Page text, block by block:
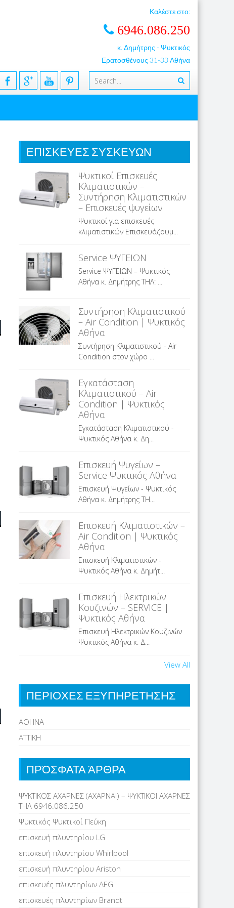
Καλέστε στο:
6946.086.250
κ. Δημήτρης - Ψυκτικός
Ερατοσθένους 31-33 Αθήνα
ΕΠΙΣΚΕΥΕΣ ΣΥΣΚΕΥΩΝ
Ψυκτικοί Επισκευές
Κλιματιστικών –
Συντήρηση Κλιματιστικών
– Επισκευές ψυγείων
Ψυκτικοί για επισκευές
κλιματιστικών Επισκευάζουμ...
Service ΨΥΓΕΙΩΝ
Service ΨΥΓΕΙΩΝ – Ψυκτικός
Αθήνα κ. Δημήτρης ΤΗΛ: ...
Συντήρηση Κλιματιστικού
– Air Condition | Ψυκτικός
Αθήνα
Συντήρηση Κλιματιστικού - Air
Condition στον χώρο ...
Εγκατάσταση
Κλιματιστικού – Air
Condition | Ψυκτικός
Αθήνα
Εγκατάσταση Κλιματιστικού -
Ψυκτικός Αθήνα κ. Δη...
Επισκευή Ψυγείων –
Service Ψυκτικός Αθήνα
Επισκευή Ψυγείων - Ψυκτικός
Αθήνα κ. Δημήτρης ΤΗ...
Επισκευή Κλιματιστικών –
Air Condition | Ψυκτικός
Αθήνα
Επισκευή Κλιματιστικών -
Ψυκτικός Αθήνα κ. Δημήτ...
Επισκευή Ηλεκτρικών
Κουζινών – SERVICE |
Ψυκτικός Αθήνα
Επισκευή Ηλεκτρικών Κουζινών
Ψυκτικός Αθήνα κ. Δ...
View All
ΠΕΡΙΟΧΕΣ ΕΞΥΠΗΡΕΤΗΣΗΣ
ΑΘΗΝΑ
ΑΤΤΙΚΗ
ΠΡΌΣΦΑΤΑ ΆΡΘΡΑ
ΨΥΚΤΙΚΟΣ ΑΧΑΡΝΕΣ (ΑΧΑΡΝΑΙ) – ΨΥΚΤΙΚΟΙ ΑΧΑΡΝΕΣ
ΤΗΛ 6946.086.250
Ψυκτικός Ψυκτικοί Πεύκη
επισκευή πλυντηρίου LG
επισκευή πλυντηρίου Whirlpool
επισκευή πλυντηρίου Ariston
επισκευές πλυντηρίων AEG
επισκευές πλυντηρίων Brandt